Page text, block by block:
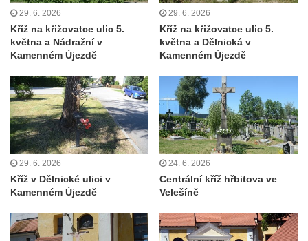
Kříž na zahradě u domu ev. č. 11 v
Kunraticích u Šluknova
Šluknova
Kříž u polní cesty mezi Šluknovem a
Knížecím
Školní kříž u polní cesty nad Lipovou ulicí v
Rychnově u Jablonce nad Nisou
Boží muka Anděl strážce v Kostelní ulici v
Centrální kříž bývalého hřbitova u kostela
29. 6. 2026
Kříž na křižovatce ulic 5.
května a Nádražní v
Kamenném Újezdě
29. 6. 2026
Kříž na křižovatce ulic 5.
května a Dělnická v
Kamenném Újezdě
29. 6. 2026
Kříž v Dělnické ulici v
Kamenném Újezdě
24. 6. 2026
Centrální kříž hřbitova ve
Velešíně